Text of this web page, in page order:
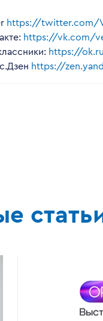
https://twitter.com/
https://vk.com/
https://
https://